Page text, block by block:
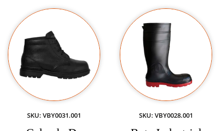
SKU: VBY0031.001 SKU: VBY0028.001